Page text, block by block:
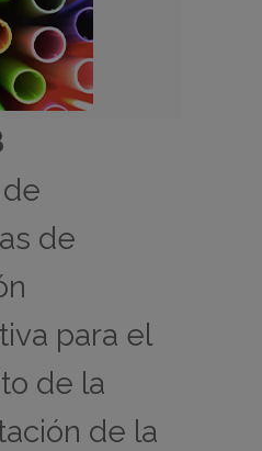
de
para el
de la
de la